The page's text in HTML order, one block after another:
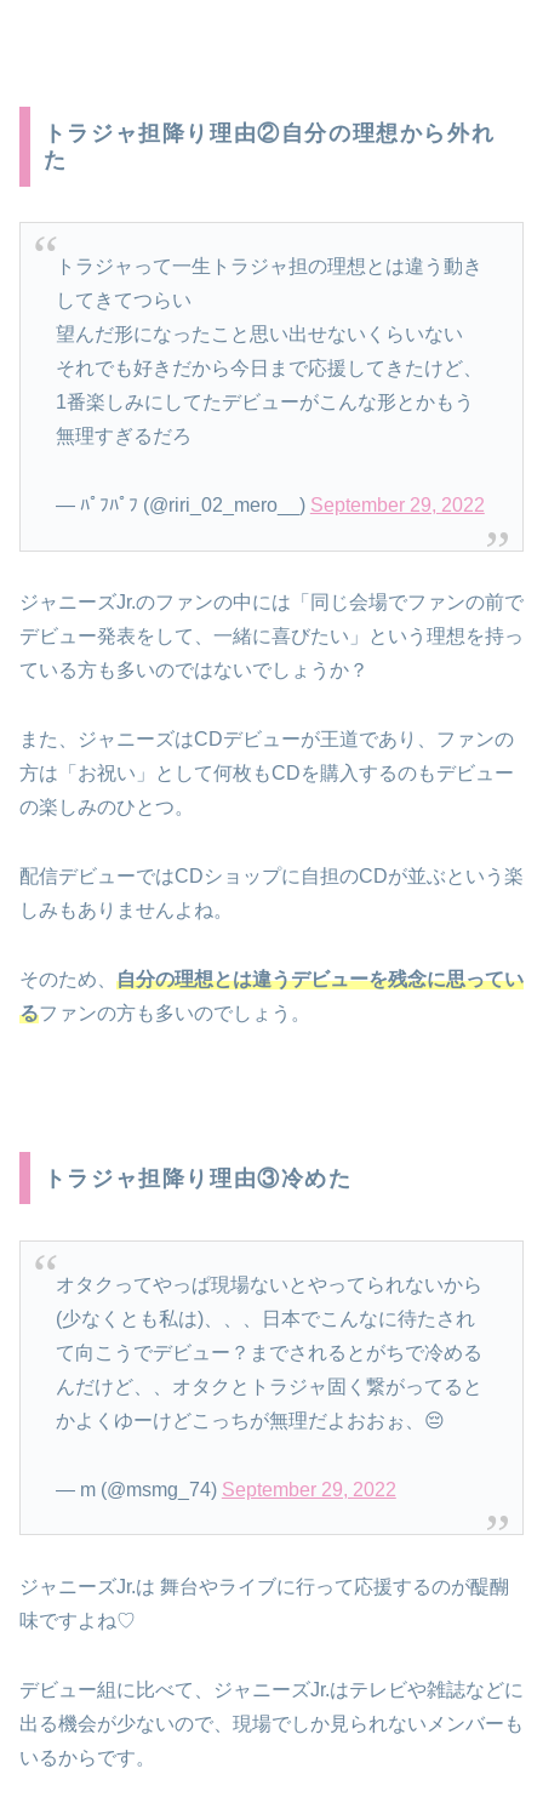
トラジャ担降り理由②自分の理想から外れ
た
トラジャって一生トラジャ担の理想とは違う動き
してきてつらい
望んだ形になったこと思い出せないくらいない
それでも好きだから今日まで応援してきたけど、
1番楽しみにしてたデビューがこんな形とかもう
無理すぎるだろ
— ﾊﾟﾌﾊﾟﾌ (@riri_02_mero__) September 29, 2022
ジャニーズJr.のファンの中には「同じ会場でファンの前で
デビュー発表をして、一緒に喜びたい」という理想を持っ
ている方も多いのではないでしょうか？
また、ジャニーズはCDデビューが王道であり、ファンの
方は「お祝い」として何枚もCDを購入するのもデビュー
の楽しみのひとつ。
配信デビューではCDショップに自担のCDが並ぶという楽
しみもありませんよね。
そのため、 自分の理想とは違うデビューを残念に思ってい
るファンの方も多いのでしょう。
トラジャ担降り理由③冷めた
オタクってやっぱ現場ないとやってられないから
(少なくとも私は)、、、日本でこんなに待たされ
て向こうでデビュー？までされるとがちで冷める
んだけど、、オタクとトラジャ固く繋がってると
かよくゆーけどこっちが無理だよおおぉ、😔
— m (@msmg_74) September 29, 2022
ジャニーズJr.は 舞台やライブに行って応援するのが醍醐
味ですよね♡
デビュー組に比べて、ジャニーズJr.はテレビや雑誌などに
出る機会が少ないので、現場でしか見られないメンバーも
いるからです。